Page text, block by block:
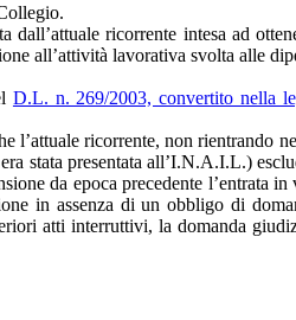
ricorrente intesa ad
all’attività lavorativa svolta alle
D.L. n. 269/2003, convertito nella
l’attuale ricorrente, non rientrando
stata presentata all’I.N.A.I.L.)
da epoca precedente l’entrata
in assenza di un obbligo di
atti interruttivi, la domanda